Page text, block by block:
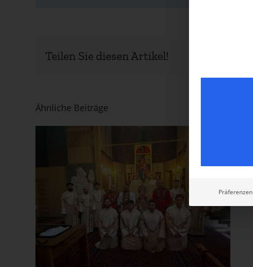
Teilen Sie diesen Artikel!
Ähnliche Beiträge
Präferenzen